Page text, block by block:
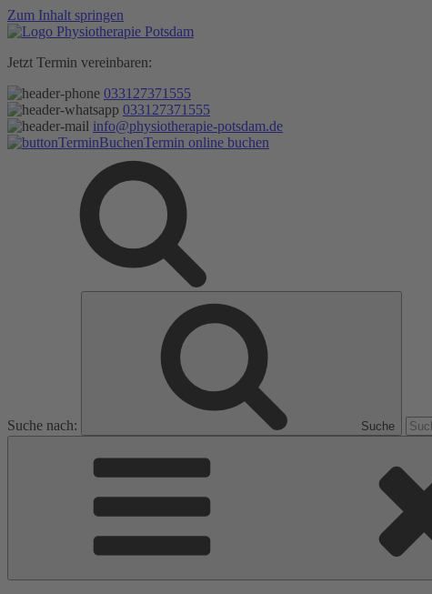
Zum Inhalt springen
Jetzt Termin vereinbaren:
033127371555
033127371555
info@physiotherapie-potsdam.de
Termin online buchen
Suche nach: Suche